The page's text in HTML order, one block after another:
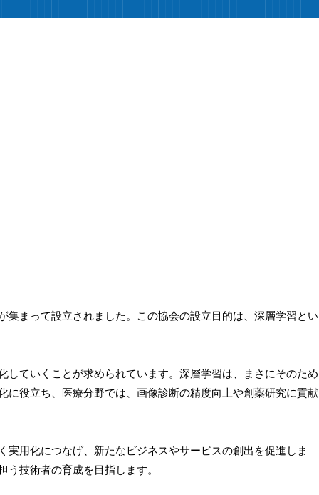
まって設立されました。この協会の設立目的は、深層学習とい
ていくことが求められています。深層学習は、まさにそのため
役立ち、医療分野では、画像診断の精度向上や創薬研究に貢献
用化につなげ、新たなビジネスやサービスの創出を促進しま
技術者の育成を目指します。